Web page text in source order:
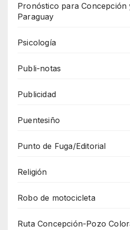
Pronóstico para Concepción
Paraguay
Psicología
Publi-notas
Publicidad
Puentesiño
Punto de Fuga/Editorial
Religión
Robo de motocicleta
Ruta Concepción-Pozo